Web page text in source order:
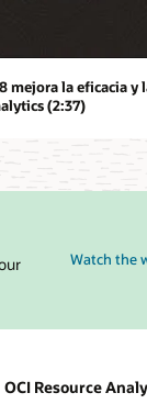
mejora la eficacia y
(2:37)
Watch the
OCI Resource